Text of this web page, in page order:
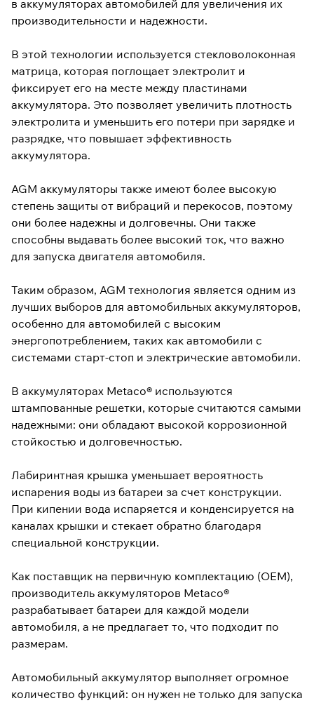
в аккумуляторах автомобилей для увеличения их
производительности и надежности.
В этой технологии используется стекловолоконная
матрица, которая поглощает электролит и
фиксирует его на месте между пластинами
аккумулятора. Это позволяет увеличить плотность
электролита и уменьшить его потери при зарядке и
разрядке, что повышает эффективность
аккумулятора.
AGM аккумуляторы также имеют более высокую
степень защиты от вибраций и перекосов, поэтому
они более надежны и долговечны. Они также
способны выдавать более высокий ток, что важно
для запуска двигателя автомобиля.
Таким образом, AGM технология является одним из
лучших выборов для автомобильных аккумуляторов,
особенно для автомобилей с высоким
энергопотреблением, таких как автомобили с
системами старт-стоп и электрические автомобили.
В аккумуляторах Metaco® используются
штампованные решетки, которые считаются самыми
надежными: они обладают высокой коррозионной
стойкостью и долговечностью.
Лабиринтная крышка уменьшает вероятность
испарения воды из батареи за счет конструкции.
При кипении вода испаряется и конденсируется на
каналах крышки и стекает обратно благодаря
специальной конструкции.
Как поставщик на первичную комплектацию (OEM),
производитель аккумуляторов Metaco®
разрабатывает батареи для каждой модели
автомобиля, а не предлагает то, что подходит по
размерам.
Автомобильный аккумулятор выполняет огромное
количество функций: он нужен не только для запуска